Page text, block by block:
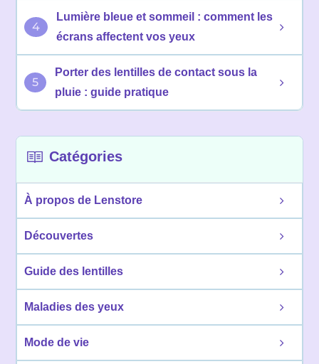
4
Lumière bleue et sommeil : comment les
écrans affectent vos yeux
5
Porter des lentilles de contact sous la
pluie : guide pratique
Catégories
À propos de Lenstore
Découvertes
Guide des lentilles
Maladies des yeux
Mode de vie